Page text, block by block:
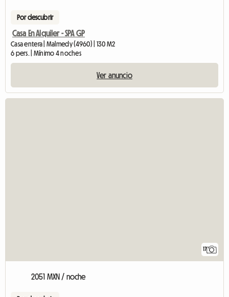
Por descubrir
Casa En Alquiler - SPA GP
Casa entera | Malmedy (4960) | 130 M2
6 pers. | Mínimo 4 noches
Ver anuncio
17
2051 MXN / noche